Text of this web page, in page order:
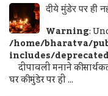
दीये मुंडेर पर ही
Warning:
/home/bharatva/
includes/
दीपावली मनाने की
घर की मुंडेर पर ही ...